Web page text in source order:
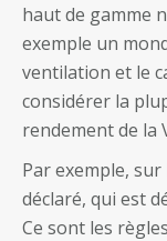
haut de gamme
exemple un
ventilation et le
considérer la
rendement de la
Par exemple,
déclaré, qui est
Ce sont les